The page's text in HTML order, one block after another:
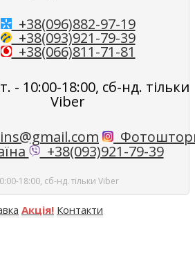
+38(096)882-97-19
+38(093)921-79-39
+38(066)811-71-81
- 10:00-18:00, сб-нд. тільки
Viber
+38(093)921-79-39
18:00, сб-нд. тільки Viber
Акція! Контакти